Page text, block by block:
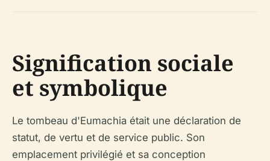
Signification sociale
et symbolique
Le tombeau d'Eumachia était une déclaration de
statut, de vertu et de service public. Son
emplacement privilégié et sa conception